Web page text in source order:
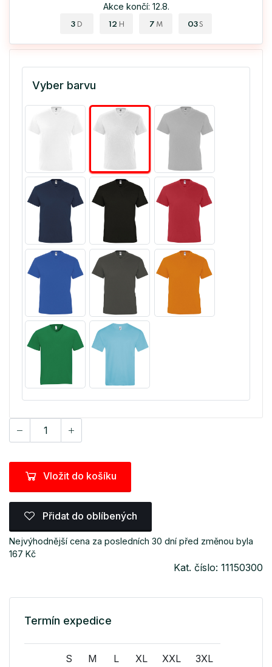
Akce končí: 12.8.
3 D 12 H 7 M 03 S
Vyber barvu
Vložit do košíku
Přidat do oblíbených
Nejvýhodnější cena za posledních 30 dní před změnou byla
167 Kč
Kat. číslo: 11150300
Termín expedice
S M L XL XXL 3XL